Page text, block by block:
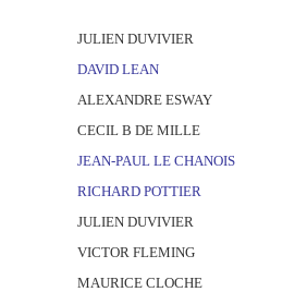
JULIEN DUVIVIER
DAVID LEAN
ALEXANDRE ESWAY
CECIL B DE MILLE
JEAN-PAUL LE CHANOIS
RICHARD POTTIER
JULIEN DUVIVIER
VICTOR FLEMING
MAURICE CLOCHE